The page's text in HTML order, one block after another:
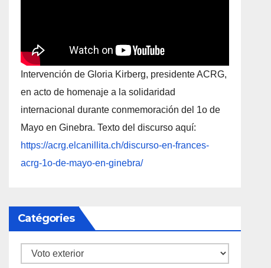
Intervención de Gloria Kirberg, presidente ACRG,
en acto de homenaje a la solidaridad
internacional durante conmemoración del 1o de
Mayo en Ginebra. Texto del discurso aquí:
https://acrg.elcanillita.ch/discurso-en-frances-
acrg-1o-de-mayo-en-ginebra/
Catégories
Catégories